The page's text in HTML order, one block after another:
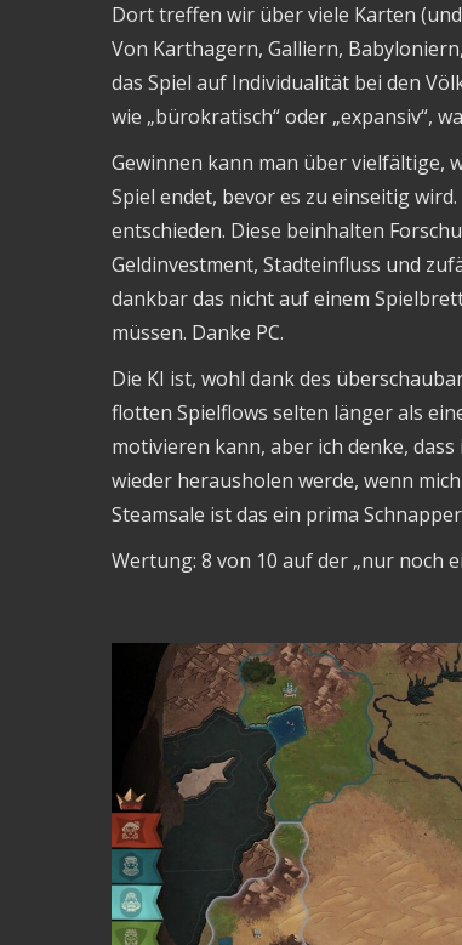
Dort treffen wir über viele Karten
Von Karthagern, Galliern,
das Spiel auf Individualität bei den
wie „bürokratisch“ oder „expansiv“,
Gewinnen kann man über vielfältige,
Spiel endet, bevor es zu einseitig
entschieden. Diese beinhalten
Geldinvestment, Stadteinfluss und
dankbar das nicht auf einem
müssen. Danke PC.
Die KI ist, wohl dank des
flotten Spielflows selten länger als
motivieren kann, aber ich denke,
wieder herausholen werde, wenn
Steamsale ist das ein prima
Wertung: 8 von 10 auf der „nur noch